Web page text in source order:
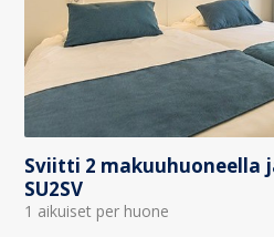
Sviitti 2 makuuhuoneella
SU2SV
1 aikuiset per huone